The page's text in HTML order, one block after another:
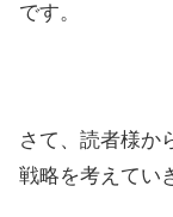
です。
さて、読者様か
戦略を考えてい